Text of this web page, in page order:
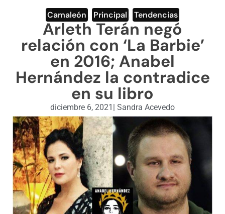
ENGLISH SECTION
VIDEOS
Camaleón Principal Tendencias
Arleth Terán negó
relación con ‘La Barbie’
en 2016; Anabel
Hernández la contradice
en su libro
diciembre 6, 2021 | Sandra Acevedo